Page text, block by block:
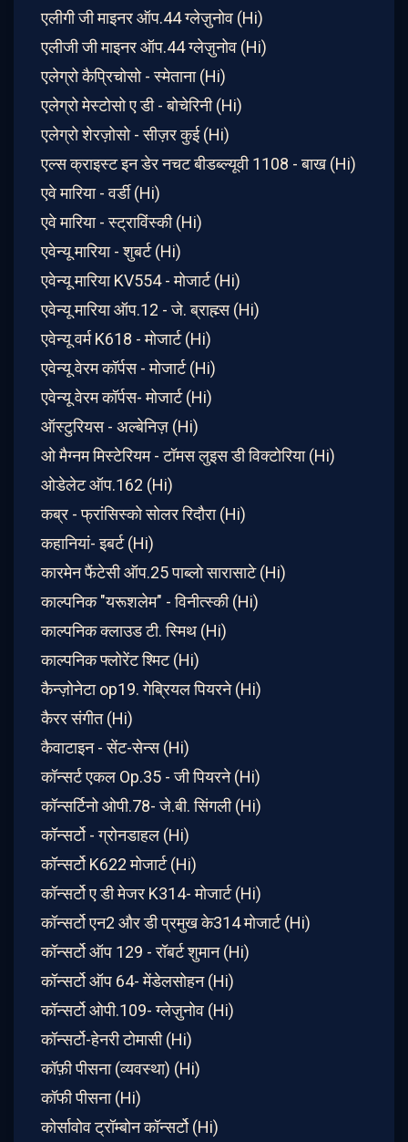
एलीगी जी माइनर ऑप.44 ग्लेज़ुनोव (Hi)
एलीजी जी माइनर ऑप.44 ग्लेज़ुनोव (Hi)
एलेग्रो कैप्रिचोसो - स्मेताना (Hi)
एलेग्रो मेस्टोसो ए डी - बोचेरिनी (Hi)
एलेग्रो शेरज़ोसो - सीज़र कुई (Hi)
एल्स क्राइस्ट इन डेर नचट बीडब्ल्यूवी 1108 - बाख (Hi)
एवे मारिया - वर्डी (Hi)
एवे मारिया - स्ट्राविंस्की (Hi)
एवेन्यू मारिया - शुबर्ट (Hi)
एवेन्यू मारिया KV554 - मोजार्ट (Hi)
एवेन्यू मारिया ऑप.12 - जे. ब्राह्म्स (Hi)
एवेन्यू वर्म K618 - मोजार्ट (Hi)
एवेन्यू वेरम कॉर्पस - मोजार्ट (Hi)
एवेन्यू वेरम कॉर्पस- मोजार्ट (Hi)
ऑस्टुरियस - अल्बेनिज़ (Hi)
ओ मैग्नम मिस्टेरियम - टॉमस लुइस डी विक्टोरिया (Hi)
ओडेलेट ऑप.162 (Hi)
कब्र - फ्रांसिस्को सोलर रिदौरा (Hi)
कहानियां- इबर्ट (Hi)
कारमेन फैंटेसी ऑप.25 पाब्लो सारासाटे (Hi)
काल्पनिक "यरूशलेम" - विनीत्स्की (Hi)
काल्पनिक क्लाउड टी. स्मिथ (Hi)
काल्पनिक फ्लोरेंट श्मिट (Hi)
कैन्ज़ोनेटा op19. गेब्रियल पियरने (Hi)
कैरर संगीत (Hi)
कैवाटाइन - सेंट-सेन्स (Hi)
कॉन्सर्ट एकल Op.35 - जी पियरने (Hi)
कॉन्सर्टिनो ओपी.78- जे.बी. सिंगली (Hi)
कॉन्सर्टो - ग्रोनडाहल (Hi)
कॉन्सर्टो K622 मोजार्ट (Hi)
कॉन्सर्टो ए डी मेजर K314- मोजार्ट (Hi)
कॉन्सर्टो एन2 और डी प्रमुख के314 मोजार्ट (Hi)
कॉन्सर्टो ऑप 129 - रॉबर्ट शुमान (Hi)
कॉन्सर्टो ऑप 64- मेंडेलसोहन (Hi)
कॉन्सर्टो ओपी.109- ग्लेज़ुनोव (Hi)
कॉन्सर्टो-हेनरी टोमासी (Hi)
कॉफ़ी पीसना (व्यवस्था) (Hi)
कॉफी पीसना (Hi)
कोर्सावोव ट्रॉम्बोन कॉन्सर्टो (Hi)